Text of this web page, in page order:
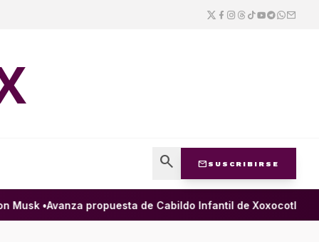
search mail SUSCRIBIRSE
•Avanza propuesta de Cabildo Infantil de Xoxocotlán